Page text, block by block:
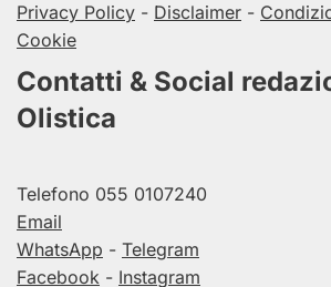
Privacy Policy - Disclaimer -
Cookie
Contatti & Social
Olistica
Telefono 055 0107240
Email
WhatsApp - Telegram
Facebook - Instagram